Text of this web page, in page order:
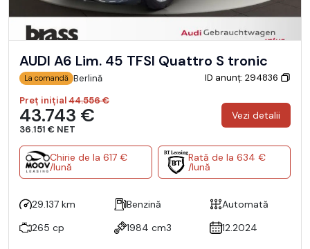
AUDI A6 Lim. 45 TFSI Quattro S tronic
La comandă Berlină
ID anunț: 294836
Preț inițial44.556 €
43.743 €
36.151 € NET
Vezi detalii
Chirie de la 617 €
/lună
Rată de la 634 €
/lună
29.137 km Benzină
Automată
265 cp
1984 cm3 12.2024